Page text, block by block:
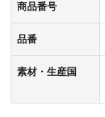
商品番号
品番
素材・生産国